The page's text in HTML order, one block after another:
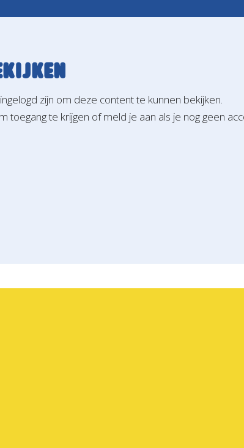
zijn om deze content te kunnen bekijken.
toegang te krijgen of meld je aan als je nog geen